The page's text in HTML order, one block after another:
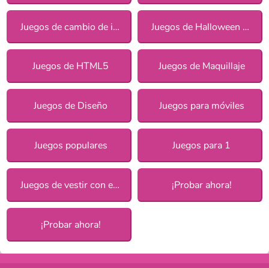
Juegos de cambio de imagen para chicas Juegos de Halloween para chicas
Juegos de HTML5 Juegos de Maquillaje
Juegos de Diseño Juegos para móviles
Juegos populares Juegos para 1
Juegos de vestir con estilo para chicas ¡Probar ahora!
¡Probar ahora!